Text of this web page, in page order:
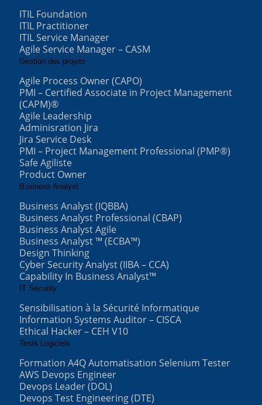
ITIL Foundation
ITIL Practitioner
ITIL Service Manager
Agile Service Manager – CASM
Gestion des projets
Agile Process Owner (CAPO)
PMI – Certified Associate in Project Management
(CAPM)®
Agile Leadership
Adminisration Jira
Jira Service Desk
PMI – Project Management Professional (PMP®)
Safe Agiliste
Product Owner
Business Analyst
Business Analyst (IQBBA)
Business Analyst Professional (CBAP)
Business Analyst Agile
Business Analyst ™ (ECBA™)
Design Thinking
Cyber Security Analyst (IIBA – CCA)
Capability In Business Analyst™
IT Security
Sensibilisation à la Sécurité Informatique
Information Systems Auditor – CISCA
Ethical Hacker – CEH V10
Tests Logiciels
Formation A4Q Automatisation Selenium Tester
AWS Devops Engineer
Devops Leader (DOL)
Devops Test Engineering (DTE)